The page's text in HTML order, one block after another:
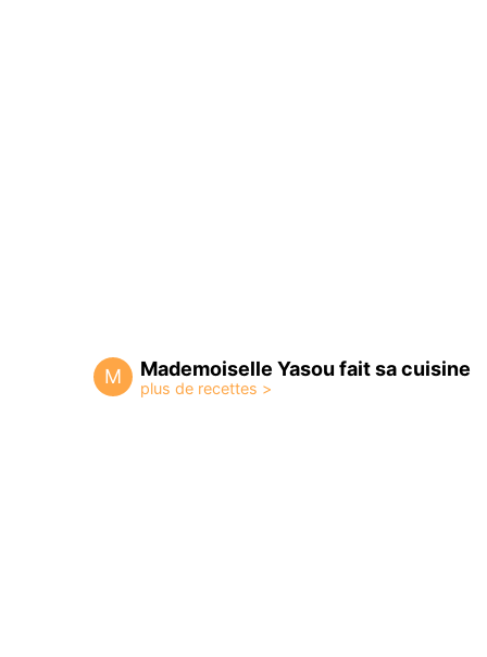
M Mademoiselle Yasou fait sa cuisine